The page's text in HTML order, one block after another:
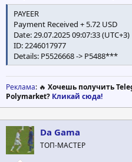
PAYEER
Payment Received + 5.72 USD
Date: 29.07.2025 09:07:33 (UTC+3)
ID: 2246017977
Details: P5526668 -> P5488***
Реклама: 🔥 Хочешь получить
Polymarket? Кликай сюда!
Da Gama
ТОП-МАСТЕР